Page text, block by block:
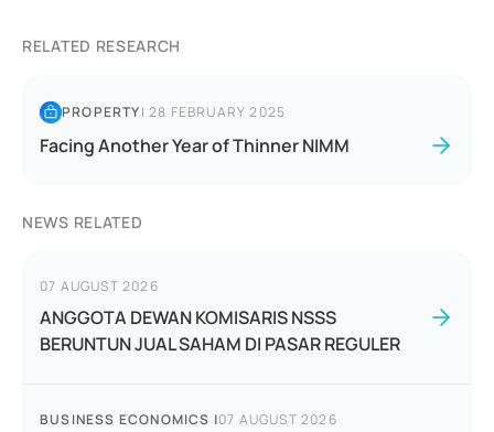
RELATED RESEARCH
PROPERTY|28 FEBRUARY 2025
Facing Another Year of Thinner NIMM
NEWS RELATED
07 AUGUST 2026
ANGGOTA DEWAN KOMISARIS NSSS
BERUNTUN JUAL SAHAM DI PASAR REGULER
BUSINESS ECONOMICS |07 AUGUST 2026